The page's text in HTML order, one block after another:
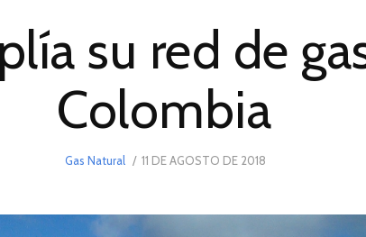
su red de
Colombia
Gas Natural
POSTED
11 DE AGOSTO DE 2018